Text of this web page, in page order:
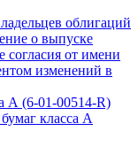
облигаций
о выпуске
согласия от имени
изменений в
А (6-01-00514-R)
класса А